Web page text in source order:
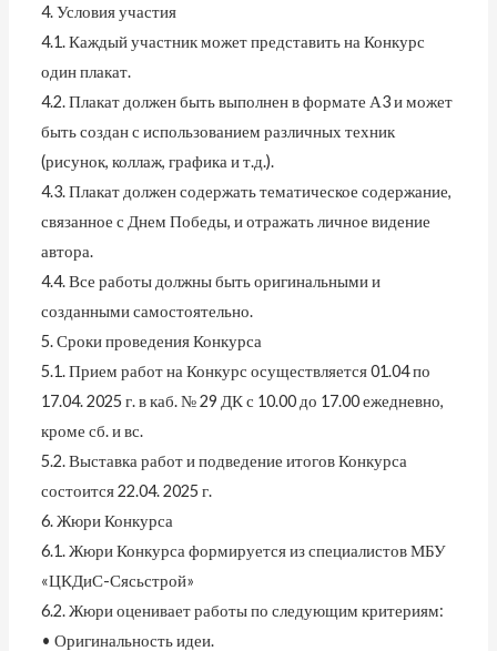
4. Условия участия
4.1. Каждый участник может представить на Конкурс
один плакат.
4.2. Плакат должен быть выполнен в формате А3 и может
быть создан с использованием различных техник
(рисунок, коллаж, графика и т.д.).
4.3. Плакат должен содержать тематическое содержание,
связанное с Днем Победы, и отражать личное видение
автора.
4.4. Все работы должны быть оригинальными и
созданными самостоятельно.
5. Сроки проведения Конкурса
5.1. Прием работ на Конкурс осуществляется 01.04 по
17.04. 2025 г. в каб. № 29 ДК с 10.00 до 17.00 ежедневно,
кроме сб. и вс.
5.2. Выставка работ и подведение итогов Конкурса
состоится 22.04. 2025 г.
6. Жюри Конкурса
6.1. Жюри Конкурса формируется из специалистов МБУ
«ЦКДиС-Сясьстрой»
6.2. Жюри оценивает работы по следующим критериям:
• Оригинальность идеи.